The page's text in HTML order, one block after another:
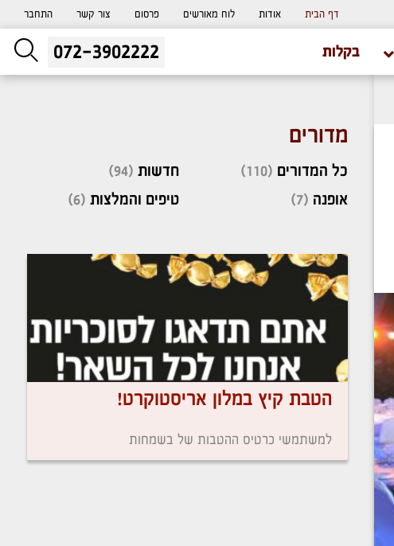
דף הבית אודות לוח מאורשים פרסום צור קשר התחבר
בקלות ליעוץ חינם
והזמנת כרטיס שמחות
072-3902222
מדורים
כל המדורים (110)
אופנה (7)
חדשות (94)
טיפים והמלצות (6)
הטבת קיץ במלון אריסטוקרט!
למשתמשי כרטיס ההטבות של בשמחות